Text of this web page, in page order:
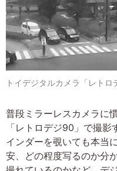
トイデジタルカメラ「レト
普段ミラーレスカメラに
「レトロデジ90」で撮
インダーを覗いても本当
安、どの程度写るのか分